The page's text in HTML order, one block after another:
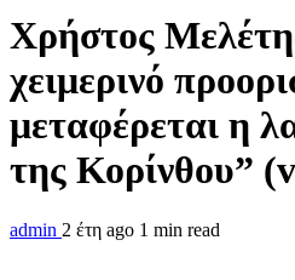
Χρήστος
χειμερινό
μεταφέρεται η
της Κορίνθου”
admin 2 έτη ago 1 min read